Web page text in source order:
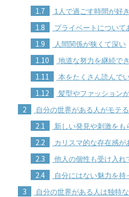
1.7 1人で過ごす時間が好き
1.8 プライベートについて
1.9 人間関係が狭くて深い
1.10 地道な努力を継続で
1.11 本をたくさん読んで
1.12 髪型やファッション
2 自分の世界がある人がモテ
2.1 新しい発見や刺激をも
2.2 カリスマ的な存在感が
2.3 他人の個性も受け入れ
2.4 自分にはない魅力を持
3 自分の世界がある人は独特